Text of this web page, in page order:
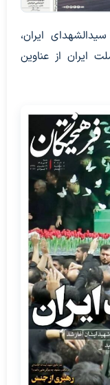
ایران،
ایران از عناوین